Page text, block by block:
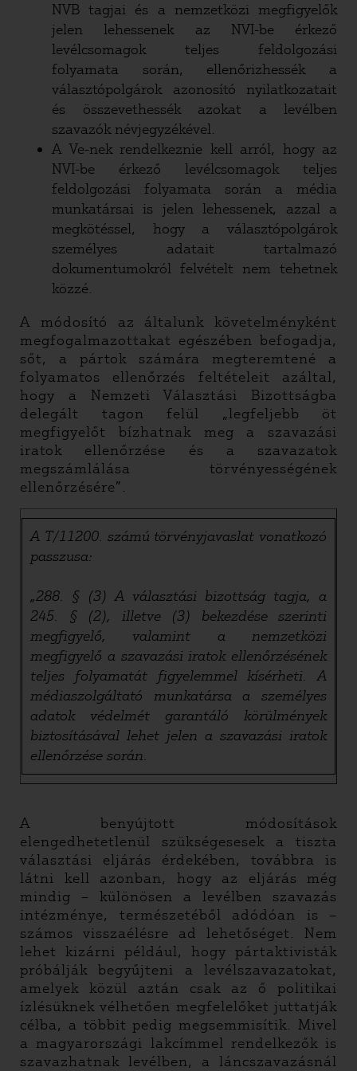
NVB tagjai és a nemzetközi megfigyelők
jelen lehessenek az NVI-be érkező
levélcsomagok teljes feldolgozási
folyamata során, ellenőrizhessék a
választópolgárok azonosító nyilatkozatait
és összevethessék azokat a levélben
szavazók névjegyzékével.
A Ve-nek rendelkeznie kell arról, hogy az
NVI-be érkező levélcsomagok teljes
feldolgozási folyamata során a média
munkatársai is jelen lehessenek, azzal a
megkötéssel, hogy a választópolgárok
személyes adatait tartalmazó
dokumentumokról felvételt nem tehetnek
közzé.
A módosító az általunk követelményként
megfogalmazottakat egészében befogadja,
sőt, a pártok számára megteremtené a
folyamatos ellenőrzés feltételeit azáltal,
hogy a Nemzeti Választási Bizottságba
delegált tagon felül „legfeljebb öt
megfigyelőt bízhatnak meg a szavazási
iratok ellenőrzése és a szavazatok
megszámlálása törvényességének
ellenőrzésére”.
A T/11200. számú törvényjavaslat vonatkozó
passzusa:
„288. § (3) A választási bizottság tagja, a
245. § (2), illetve (3) bekezdése szerinti
megfigyelő, valamint a nemzetközi
megfigyelő a szavazási iratok ellenőrzésének
teljes folyamatát figyelemmel kísérheti. A
médiaszolgáltató munkatársa a személyes
adatok védelmét garantáló körülmények
biztosításával lehet jelen a szavazási iratok
ellenőrzése során.
A benyújtott módosítások
elengedhetetlenül szükségesesek a tiszta
választási eljárás érdekében, továbbra is
látni kell azonban, hogy az eljárás még
mindig – különösen a levélben szavazás
intézménye, természetéből adódóan is –
számos visszaélésre ad lehetőséget. Nem
lehet kizárni például, hogy pártaktivisták
próbálják begyűjteni a levélszavazatokat,
amelyek közül aztán csak az ő politikai
ízlésüknek vélhetően megfelelőket juttatják
célba, a többit pedig megsemmisítik. Mivel
a magyarországi lakcímmel rendelkezők is
szavazhatnak levélben, a láncszavazásnál